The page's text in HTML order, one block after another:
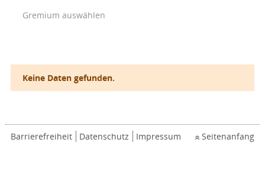
Gremium auswählen
Keine Daten gefunden.
Barrierefreiheit Datenschutz Impressum Seitenanfang